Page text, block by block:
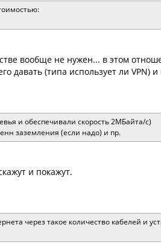
вообще не нужен... в этом
давать (типа использует ли VPN)
и обеспечивали скорость 2МБайта/с)
заземления (если надо) и пр.
и покажут.
через такое количество кабелей и